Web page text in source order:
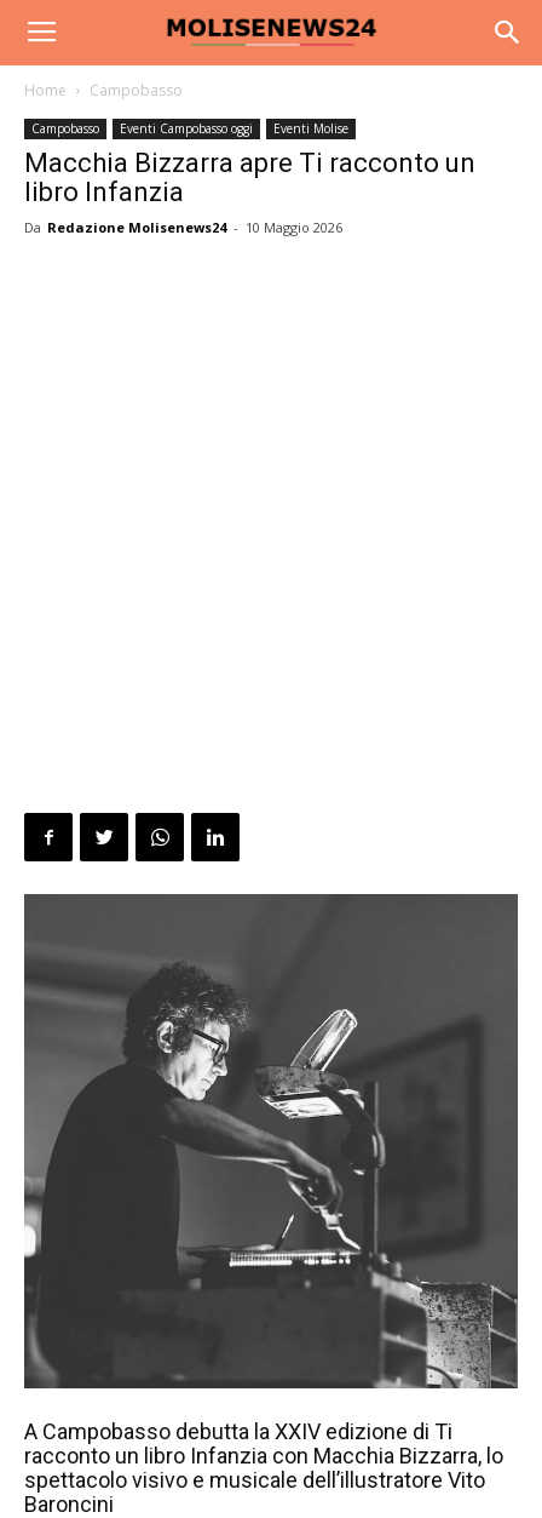
Home Campobasso
Campobasso Eventi Campobasso oggi Eventi Molise
Macchia Bizzarra apre Ti racconto un
libro Infanzia
Da Redazione Molisenews24 - 10 Maggio 2026
A Campobasso debutta la XXIV edizione di Ti
racconto un libro Infanzia con Macchia Bizzarra, lo
spettacolo visivo e musicale dell’illustratore Vito
Baroncini